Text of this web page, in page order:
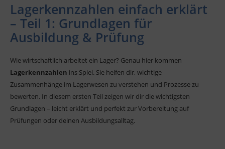
Lagerkennzahlen einfach erklärt
– Teil 1: Grundlagen für
Ausbildung & Prüfung
Wie wirtschaftlich arbeitet ein Lager? Genau hier kommen
Lagerkennzahlen ins Spiel. Sie helfen dir, wichtige
Zusammenhänge im Lagerwesen zu verstehen und Prozesse zu
bewerten. In diesem ersten Teil zeigen wir dir die wichtigsten
Grundlagen – leicht erklärt und perfekt zur Vorbereitung auf
Prüfungen oder deinen Ausbildungsalltag.